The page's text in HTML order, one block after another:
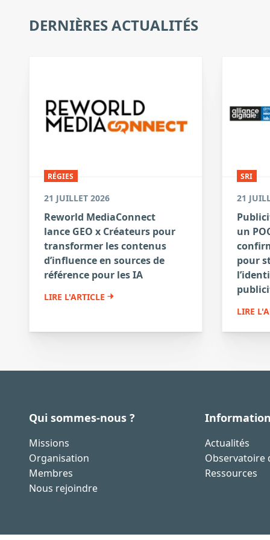
DERNIÈRES ACTUALITÉS
RÉGIES
21 JUILLET 2026
Reworld MediaConnect
lance GEO x Créateurs pour
transformer les contenus
d’influence en sources de
référence pour les IA
LIRE L'ARTICLE
SRI
21
un
pour
LIRE
Qui sommes-nous ?
Missions
Organisation
Membres
Nous rejoindre
Information
Actualités
Observatoire
Ressources